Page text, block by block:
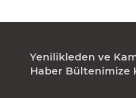
Yenilikleden ve
Haber Bültenimize